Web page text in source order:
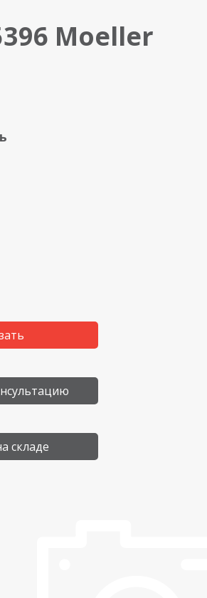
Moeller
складе